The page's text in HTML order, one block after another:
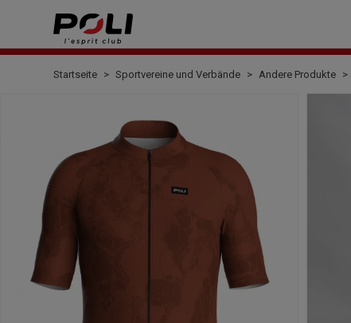
Startseite Sportvereine und Verbände Andere Produkte